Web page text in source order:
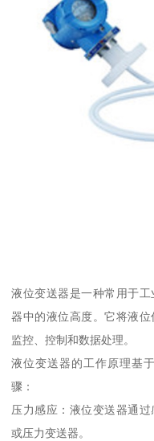
液位变送器是一种常用于
器中的液位高度。它将液
监控、控制和数据处理。
液位变送器的工作原理基
骤：
压力感应：液位变送器通
或压力变送器。